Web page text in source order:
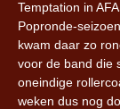
Temptation in
Popronde-
kwam daar zo
voor de band die
oneindige
weken dus nog